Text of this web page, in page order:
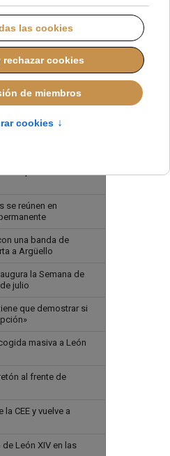
dignidad para los
participantes en
del Papa León
se reúnen en
una banda de
a Argüello
la Semana de
julio
que demostrar si
masiva a León
al frente de
CEE y vuelve a
León XIV en las